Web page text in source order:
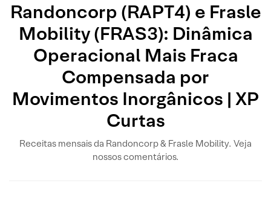
Randoncorp (RAPT4) e Frasle
Mobility (FRAS3): Dinâmica
Operacional Mais Fraca
Compensada por
Movimentos Inorgânicos | XP
Curtas
Receitas mensais da Randoncorp & Frasle Mobility. Veja
nossos comentários.